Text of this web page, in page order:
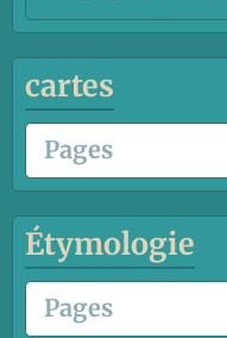
cartes
Étymologie